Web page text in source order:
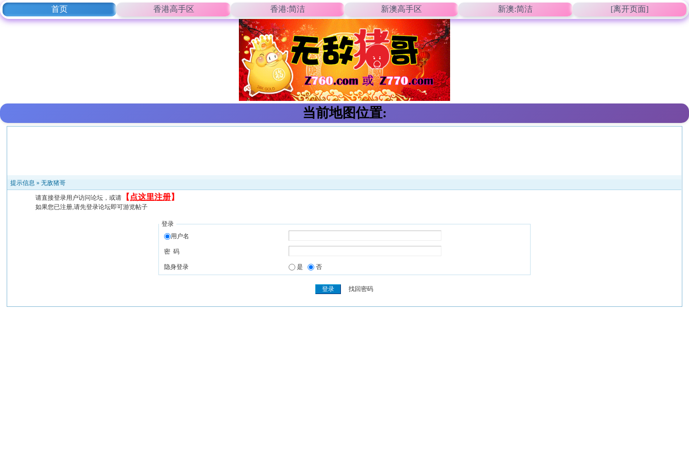
首页 香港高手区 香港:简洁 新澳高手区 新澳:简洁 [离开页面]
当前地图位置:
提示信息 »无敌猪哥
请直接登录用户访问论坛，或请 【 点这里注册】
如果您已注册,请先登录论坛即可游览帖子
登录
用户名
密 码
隐身登录 是 否
找回密码